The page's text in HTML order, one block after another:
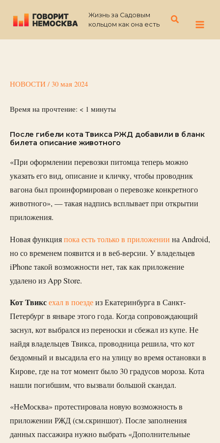
содержимому
Жизнь за Садовым
кольцом как она есть
Поиск
НОВОСТИ / 30 мая 2024
Время на прочтение: < 1 минуты
После гибели кота Твикса РЖД добавили в бланк
билета описание животного
«При оформлении перевозки питомца теперь можно
указать его вид, описание и кличку, чтобы проводник
вагона был проинформирован о перевозке конкретного
животного», — такая надпись всплывает при открытии
приложения.
Новая функцияпока есть только в приложении на Android,
но со временем появится и в веб-версии. У владельцев
iPhone такой возможности нет, так как приложение
удалено из App Store.
Кот Твиксехал в поездеиз Екатеринбурга в Санкт-
Петербург в январе этого года. Когда сопровождающий
заснул, кот выбрался из переноски и сбежал из купе. Не
найдя владельцев Твикса, проводница решила, что кот
бездомный и высадила его на улицу во время остановки в
Кирове, где на тот момент было 30 градусов мороза. Кота
нашли погибшим, что вызвали большой скандал.
«НеМосква» протестировала новую возможность в
приложении РЖД (см.скриншот). После заполнения
данных пассажира нужно выбрать «Дополнительные